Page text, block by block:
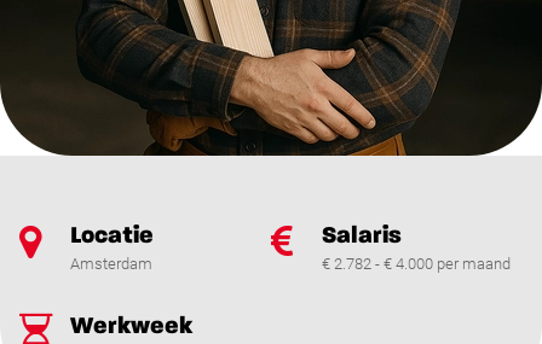
Locatie
Amsterdam
Salaris
€ 2.782 - € 4.000 per maand
Werkweek